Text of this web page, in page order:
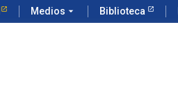
Medios arrow_drop_down Biblioteca